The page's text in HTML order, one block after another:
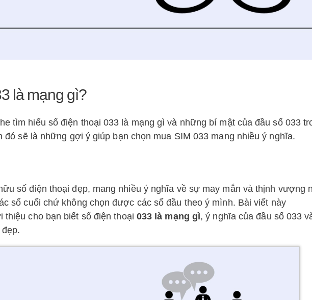
là mạng gì?
tìm hiểu số điện thoại 033 là mạng gì và những bí mật của đầu số 033
đó sẽ là những gợi ý giúp bạn chọn mua SIM 033 mang nhiều ý nghĩa.
số điện thoại đẹp, mang nhiều ý nghĩa về sự may mắn và thịnh vượng
số cuối chứ không chọn được các số đầu theo ý mình. Bài viết này
thiệu cho bạn biết số điện thoại 033 là mạng gì, ý nghĩa của đầu số 033